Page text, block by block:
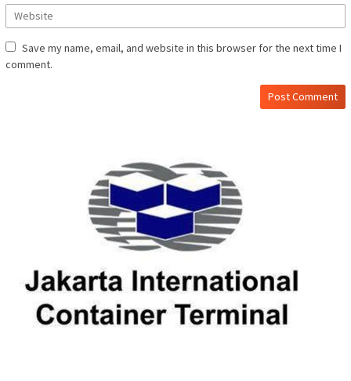
Save my name, email, and website in this browser for the next time I
comment.